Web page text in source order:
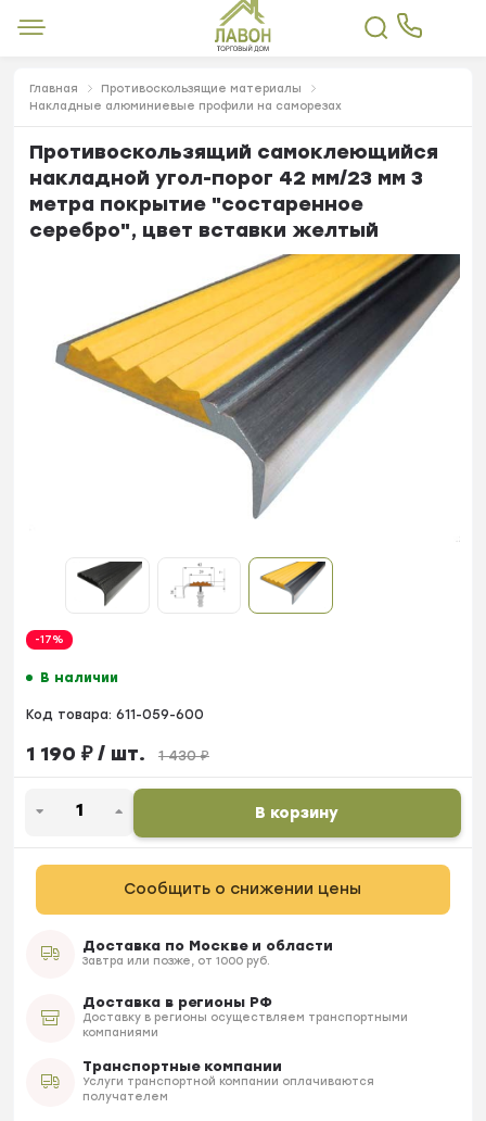
Главная
Противоскользящие материалы
Накладные алюминиевые профили на саморезах
Противоскользящий самоклеющийся
накладной угол-порог 42 мм/23 мм 3
метра покрытие "состаренное
серебро", цвет вставки желтый
-17%
В наличии
Код товара: 611-059-600
1 190 ₽/ шт. 1 430₽
В корзину
Сообщить о снижении цены
Доставка по Москве и области
Завтра или позже, от 1000 руб.
Доставка в регионы РФ
Доставку в регионы осуществляем транспортными
компаниями
Транспортные компании
Услуги транспортной компании оплачиваются
получателем